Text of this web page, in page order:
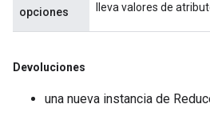
opciones lleva valores de
Devoluciones
una nueva instancia de